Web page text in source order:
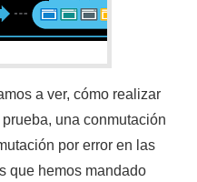
a ver, cómo realizar
una conmutación
por error en las
que hemos mandado